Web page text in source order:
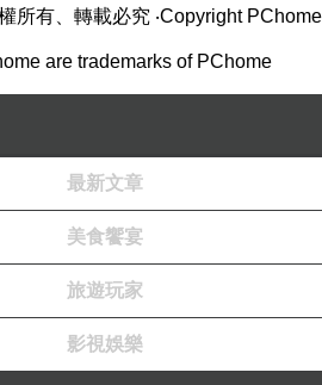
所有、轉載必究 ‧Copyright PChome
are trademarks of PChome
最新文章
美食饗宴
旅遊玩家
影視娛樂